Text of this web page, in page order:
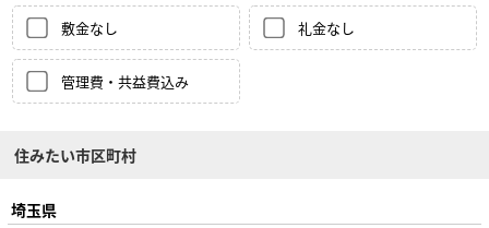
敷金なし 礼金なし
管理費・共益費込み
住みたい市区町村
埼玉県